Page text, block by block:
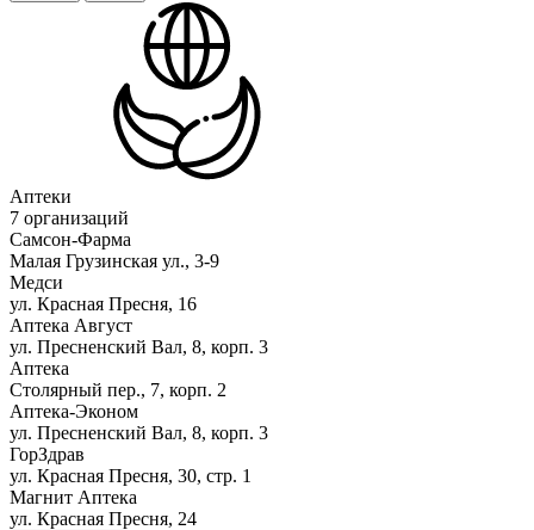
Аптеки
7 организаций
Самсон-Фарма
Малая Грузинская ул., 3-9
Медси
ул. Красная Пресня, 16
Аптека Август
ул. Пресненский Вал, 8, корп. 3
Аптека
Столярный пер., 7, корп. 2
Аптека-Эконом
ул. Пресненский Вал, 8, корп. 3
ГорЗдрав
ул. Красная Пресня, 30, стр. 1
Магнит Аптека
ул. Красная Пресня, 24